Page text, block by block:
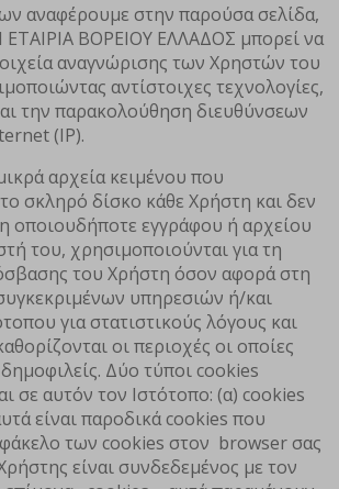
αναφέρουμε στην παρούσα σελίδα,
ΒΟΡΕΙΟΥ ΕΛΛΑΔΟΣ μπορεί να
αναγνώρισης των Χρηστών του
αντίστοιχες τεχνολογίες,
την παρακολούθηση διευθύνσεων
(IP).
αρχεία κειμένου που
σκληρό δίσκο κάθε Χρήστη και δεν
οποιουδήποτε εγγράφου ή αρχείου
του, χρησιμοποιούνται για τη
του Χρήστη όσον αφορά στη
υπηρεσιών ή/και
για στατιστικούς λόγους και
οι περιοχές οι οποίες
Δύο τύποι cookies
σε αυτόν τον Ιστότοπο: (α) cookies
είναι παροδικά cookies που
των cookies στον browser σας
είναι συνδεδεμένος με τον